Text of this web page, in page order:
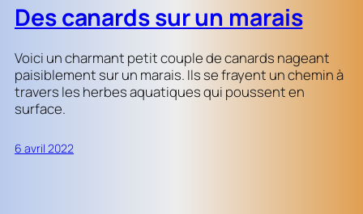
Des canards sur un marais
Voici un charmant petit couple de canards nageant
paisiblement sur un marais. Ils se frayent un chemin à
travers les herbes aquatiques qui poussent en
surface.
6 avril 2022